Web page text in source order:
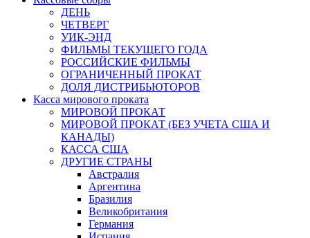
ДЕНЬ
ЧЕТВЕРГ
УИК-ЭНД
ФИЛЬМЫ ТЕКУЩЕГО ГОДА
РОССИЙСКИЕ ФИЛЬМЫ
ОГРАНИЧЕННЫЙ ПРОКАТ
ДОЛЯ ДИСТРИБЬЮТОРОВ
Касса мирового проката
МИРОВОЙ ПРОКАТ
МИРОВОЙ ПРОКАТ (БЕЗ УЧЕТА США И
КАНАДЫ)
КАССА США
ДРУГИЕ СТРАНЫ
Австралия
Аргентина
Бразилия
Великобритания
Германия